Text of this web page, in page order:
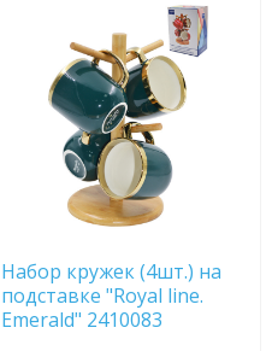
ИЗБРАННОЕ
Набор кружек (4шт.) на
подставке "Royal line.
Emerald" 2410083